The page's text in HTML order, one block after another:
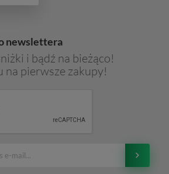
newslettera
i bądź na bieżąco!
na pierwsze zakupy!